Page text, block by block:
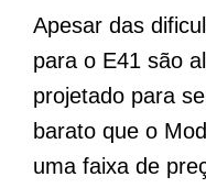
Apesar das
para o E41 são
projetado para
barato que o
uma faixa de